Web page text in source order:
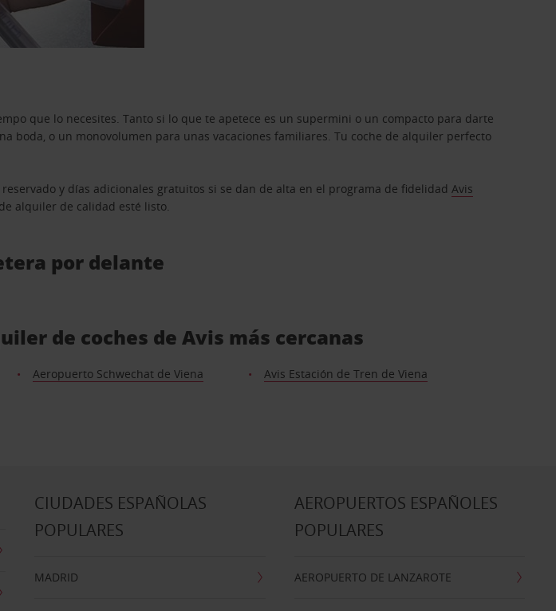
que lo necesites. Tanto si lo que te apetece es un supermini o un compacto para darte
boda, o un monovolumen para unas vacaciones familiares. Tu coche de alquiler perfecto
y días adicionales gratuitos si se dan de alta en el programa de fidelidadAvis
alquiler de calidad esté listo.
por delante
de coches de Avis más cercanas
Aeropuerto Schwechat de Viena Avis Estación de Tren de Viena
CIUDADES ESPAÑOLAS
POPULARES
MADRID
AEROPUERTOS ESPAÑOLES
POPULARES
AEROPUERTO DE LANZAROTE